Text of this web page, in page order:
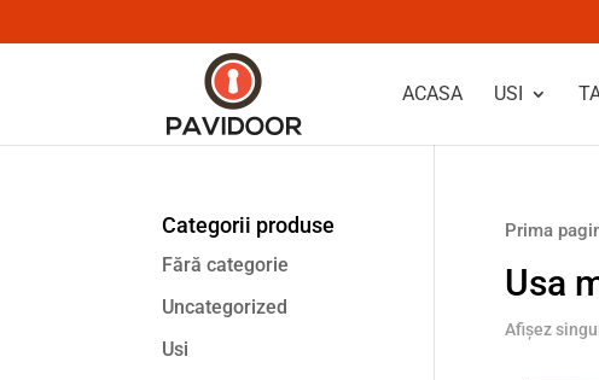
ACASA USI
Prima
Usa
Afișez
Categorii produse
Fără categorie
Uncategorized
Usi